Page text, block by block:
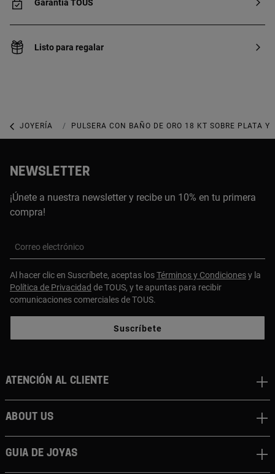
Garantía TOUS
Listo para regalar
JOYERÍA JOYAS DE PLATA 925
PULSERA CON BAÑO DE ORO 18 KT SOBRE PLATA Y
NEWSLETTER
¡Únete a nuestra newsletter y recibe un 10% en tu primera
compra!
Correo electrónico
Al hacer clic en Suscríbete, aceptas losTérminos y Condicionesy la
Política de Privacidad de TOUS, y te apuntas para recibir
comunicaciones comerciales de TOUS.
Suscríbete
Atención al cliente
About us
Guia de joyas